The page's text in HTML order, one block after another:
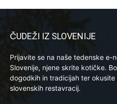
ČUDEŽI IZ SLOVENIJE
Prijavite se na naše tedenske e-
Slovenije, njene skrite kotičke.
dogodkih in tradicijah ter
slovenskih restavracij.